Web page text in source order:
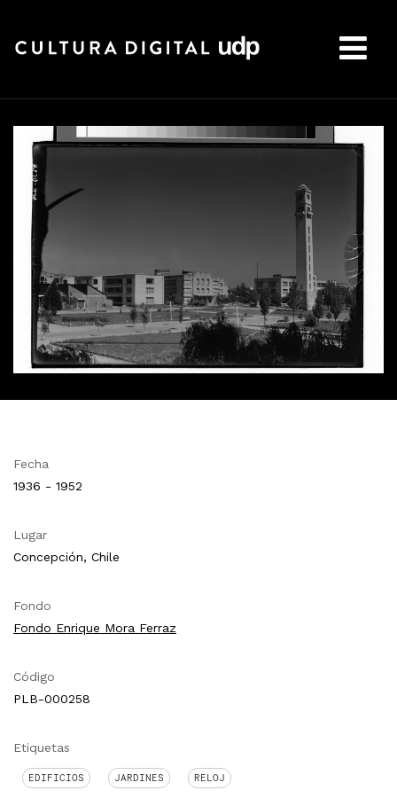
Fecha
1936 - 1952
Lugar
Concepción, Chile
Fondo
Fondo Enrique Mora Ferraz
Código
PLB-000258
Etiquetas
EDIFICIOS JARDINES RELOJ